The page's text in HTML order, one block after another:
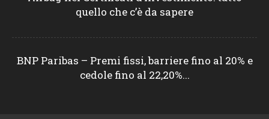
quello che c’è da sapere
BNP Paribas – Premi fissi, barriere fino al 20% e
cedole fino al 22,20%...